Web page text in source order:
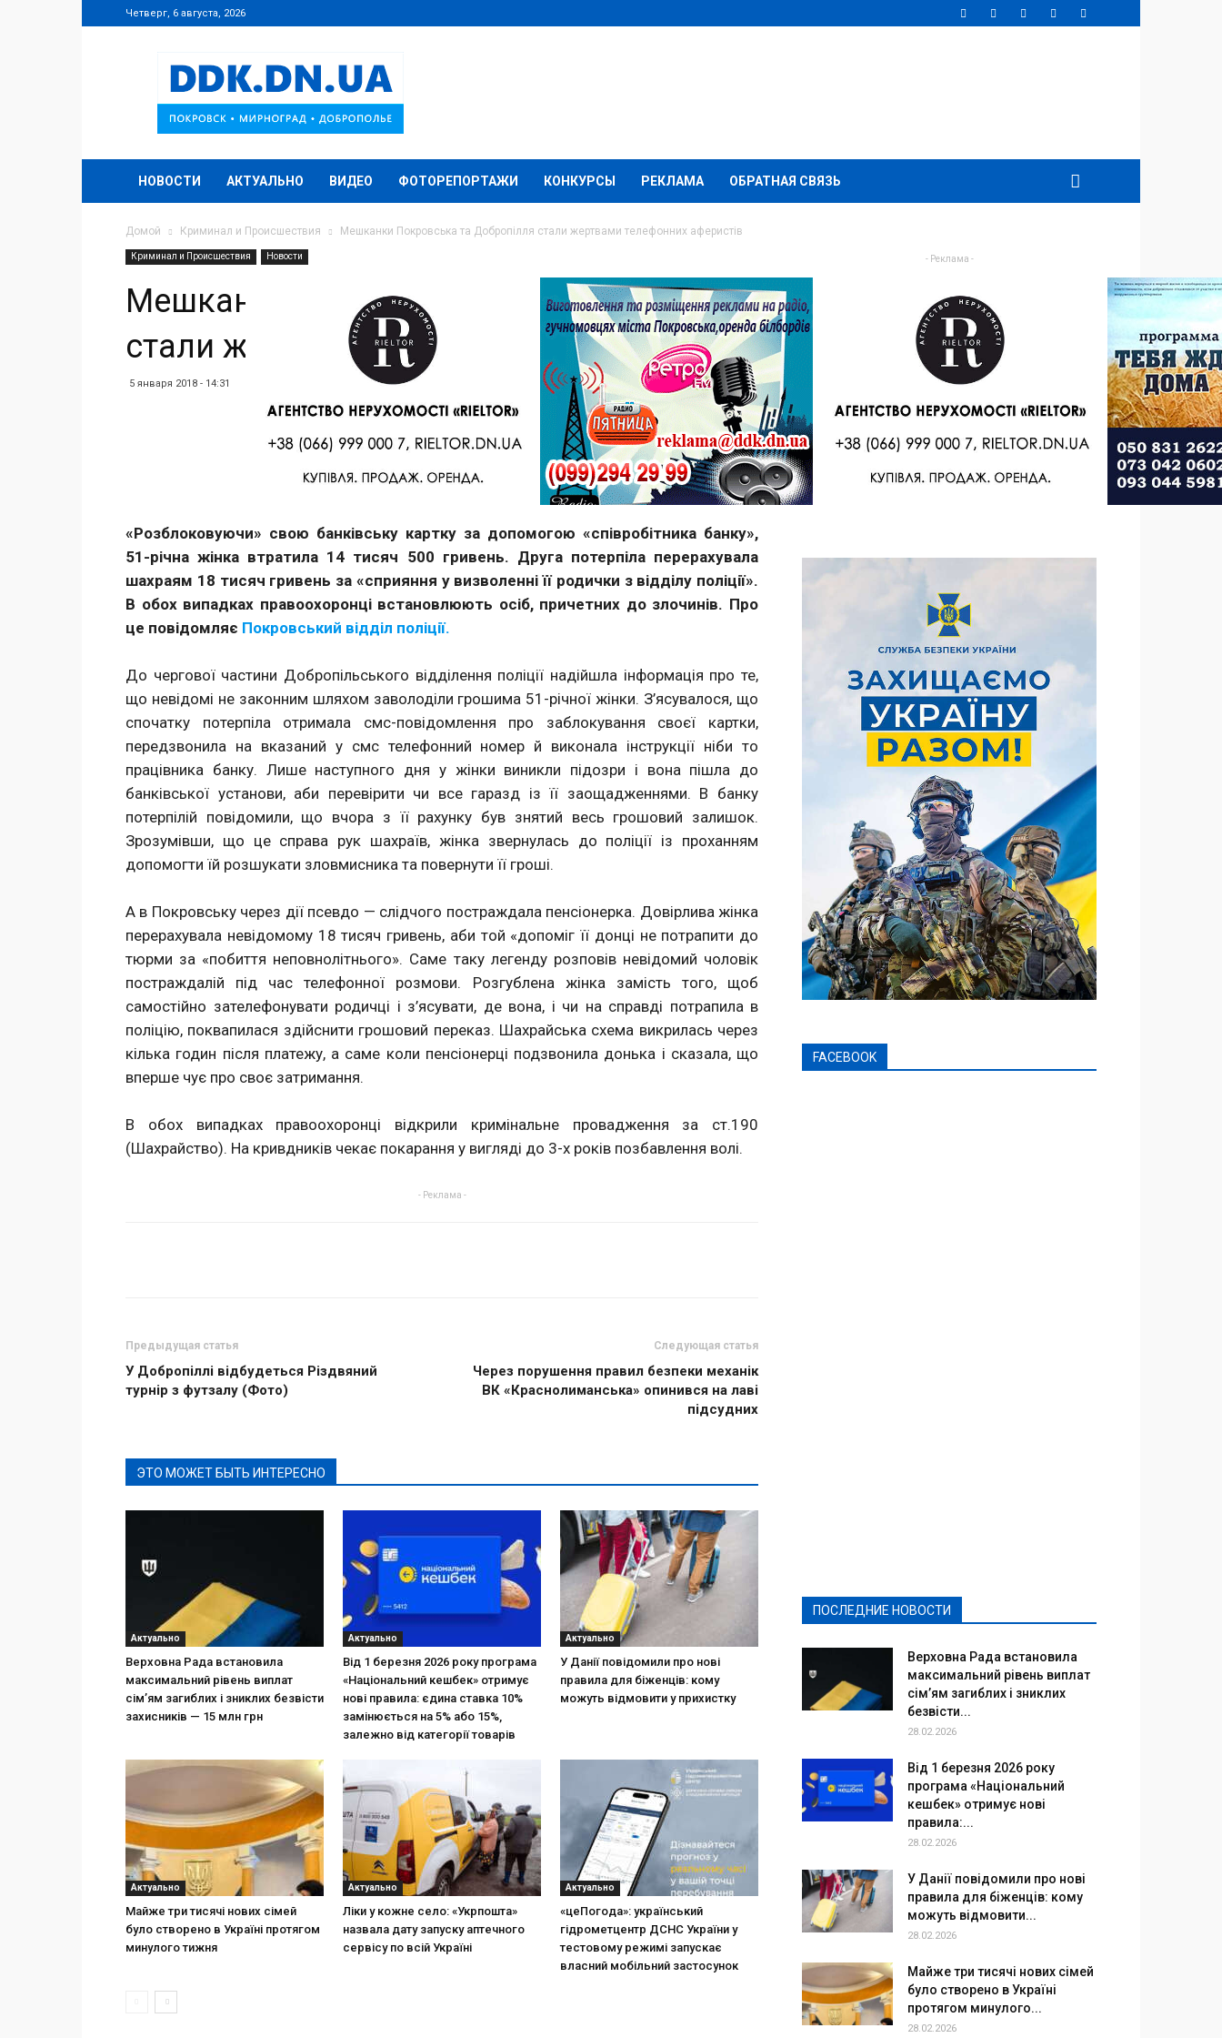
Четверг, 6 августа, 2026
DDK.DN.UA
НОВОСТИ АКТУАЛЬНО ВИДЕО ФОТОРЕПОРТАЖИ КОНКУРСЫ РЕКЛАМА ОБРАТНАЯ СВЯЗЬ
Домой Криминал и Происшествия Мешканки Покровська та Добропілля стали жертвами телефонних аферистів
Криминал и Происшествия Новости
Мешканки Покровська та Добропілля
стали жертвами телефонних аферистів
5 января 2018 - 14:31
«Розблоковуючи» свою банківську картку за допомогою «співробітника банку»,
51-річна жінка втратила 14 тисяч 500 гривень. Друга потерпіла перерахувала
шахраям 18 тисяч гривень за «сприяння у визволенні її родички з відділу поліції».
В обох випадках правоохоронці встановлюють осіб, причетних до злочинів. Про
це повідомляє Покровський відділ поліції.
До чергової частини Добропільського відділення поліції надійшла інформація про те,
що невідомі не законним шляхом заволоділи грошима 51-річної жінки. З’ясувалося, що
спочатку потерпіла отримала смс-повідомлення про заблокування своєї картки,
передзвонила на вказаний у смс телефонний номер й виконала інструкції ніби то
працівника банку. Лише наступного дня у жінки виникли підозри і вона пішла до
банківської установи, аби перевірити чи все гаразд із її заощадженнями. В банку
потерпілій повідомили, що вчора з її рахунку був знятий весь грошовий залишок.
Зрозумівши, що це справа рук шахраїв, жінка звернулась до поліції із проханням
допомогти їй розшукати зловмисника та повернути її гроші.
А в Покровську через дії псевдо — слідчого постраждала пенсіонерка. Довірлива жінка
перерахувала невідомому 18 тисяч гривень, аби той «допоміг її донці не потрапити до
тюрми за «побиття неповнолітнього». Саме таку легенду розповів невідомий чоловік
постраждалій під час телефонної розмови. Розгублена жінка замість того, щоб
самостійно зателефонувати родичці і з’ясувати, де вона, і чи на справді потрапила в
поліцію, поквапилася здійснити грошовий переказ. Шахрайська схема викрилась через
кілька годин після платежу, а саме коли пенсіонерці подзвонила донька і сказала, що
вперше чує про своє затримання.
В обох випадках правоохоронці відкрили кримінальне провадження за ст.190
(Шахрайство). На кривдників чекає покарання у вигляді до 3-х років позбавлення волі.
- Реклама -
Предыдущая статья
У Добропіллі відбудеться Різдвяний
турнір з футзалу (Фото)
Следующая статья
Через порушення правил безпеки механік
ВК «Краснолиманська» опинився на лаві
підсудних
ЭТО МОЖЕТ БЫТЬ ИНТЕРЕСНО
Актуально
Верховна Рада встановила
максимальний рівень виплат
сім’ям загиблих і зниклих безвісти
захисників — 15 млн грн
Актуально
Від 1 березня 2026 року програма
«Національний кешбек» отримує
нові правила: єдина ставка 10%
замінюється на 5% або 15%,
залежно від категорії товарів
Актуально
У Данії повідомили про нові
правила для біженців: кому
можуть відмовити у прихистку
Актуально
Майже три тисячі нових сімей
було створено в Україні протягом
минулого тижня
Актуально
Ліки у кожне село: «Укрпошта»
назвала дату запуску аптечного
сервісу по всій Україні
Актуально
«цеПогода»: український
гідрометцентр ДСНС України у
тестовому режимі запускає
власний мобільний застосунок
- Реклама -
FACEBOOK
ПОСЛЕДНИЕ НОВОСТИ
Верховна Рада встановила
максимальний рівень виплат
сім’ям загиблих і зниклих
безвісти...
28.02.2026
Від 1 березня 2026 року
програма «Національний
кешбек» отримує нові
правила:...
28.02.2026
У Данії повідомили про нові
правила для біженців: кому
можуть відмовити...
28.02.2026
Майже три тисячі нових сімей
було створено в Україні
протягом минулого...
28.02.2026